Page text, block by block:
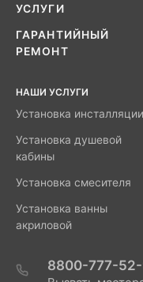
УСЛУГИ
ГАРАНТИЙНЫЙ
РЕМОНТ
НАШИ УСЛУГИ
Установка инсталляции
Установка душевой
кабины
Установка смесителя
Установка ванны
акриловой
8800-777-